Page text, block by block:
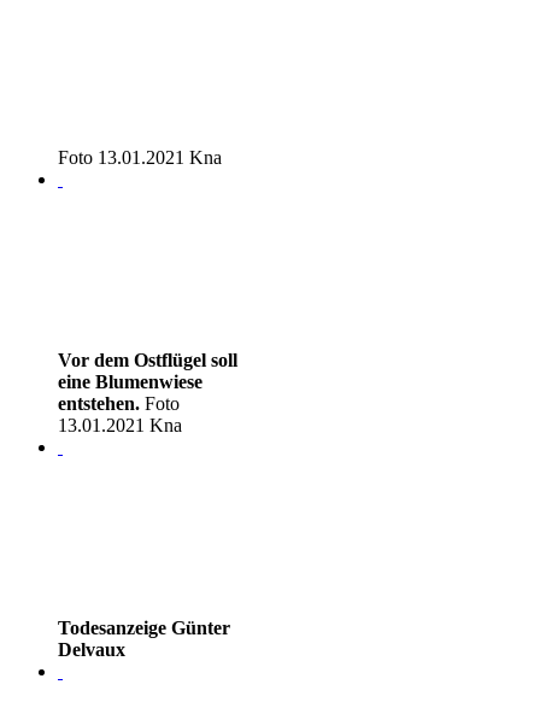
Foto 13.01.2021 Kna
Vor dem Ostflügel soll
eine Blumenwiese
entstehen. Foto
13.01.2021 Kna
Todesanzeige Günter
Delvaux